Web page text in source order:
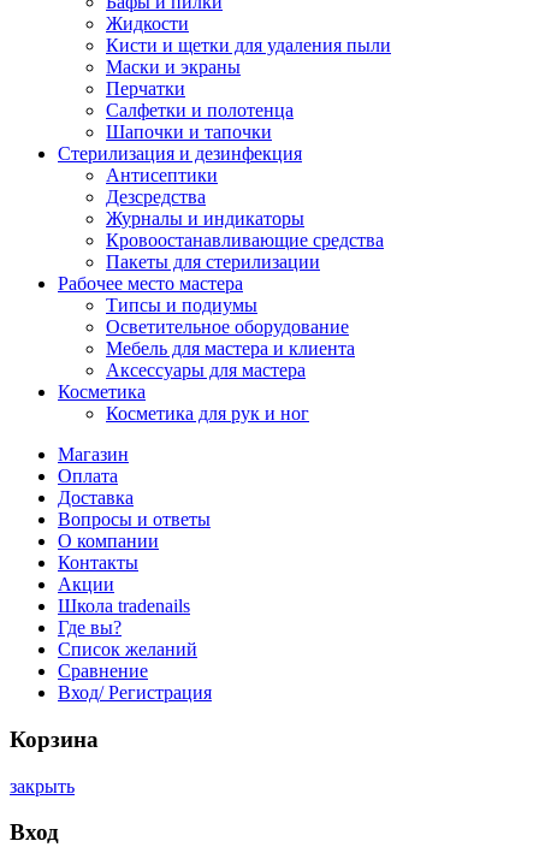
Жидкости
Кисти и щетки для удаления пыли
Маски и экраны
Перчатки
Салфетки и полотенца
Шапочки и тапочки
Стерилизация и дезинфекция
Антисептики
Дезсредства
Журналы и индикаторы
Кровоостанавливающие средства
Пакеты для стерилизации
Рабочее место мастера
Типсы и подиумы
Осветительное оборудование
Мебель для мастера и клиента
Аксессуары для мастера
Косметика
Косметика для рук и ног
Магазин
Оплата
Доставка
Вопросы и ответы
О компании
Контакты
Акции
Школа tradenails
Где вы?
Список желаний
Сравнение
Вход/ Регистрация
Корзина
закрыть
Вход